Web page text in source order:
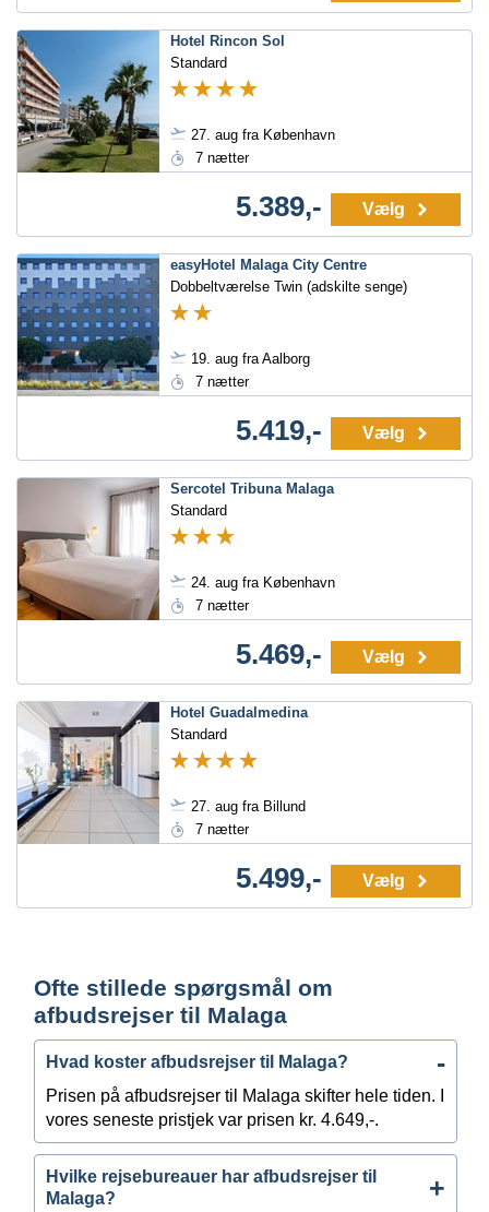
Hotel Rincon Sol
Standard
27. aug fra København
7 nætter
5.389,- Vælg
easyHotel Malaga City Centre
Dobbeltværelse Twin (adskilte senge)
19. aug fra Aalborg
7 nætter
5.419,- Vælg
Sercotel Tribuna Malaga
Standard
24. aug fra København
7 nætter
5.469,- Vælg
Hotel Guadalmedina
Standard
27. aug fra Billund
7 nætter
5.499,- Vælg
Ofte stillede spørgsmål om
afbudsrejser til Malaga
Hvad koster afbudsrejser til Malaga?
Prisen på afbudsrejser til Malaga skifter hele tiden. I
vores seneste pristjek var prisen kr. 4.649,-.
Hvilke rejsebureauer har afbudsrejser til
Malaga?